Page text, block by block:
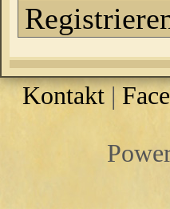
Kontakt |